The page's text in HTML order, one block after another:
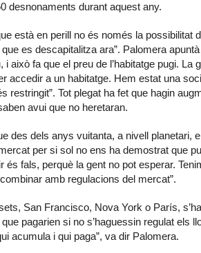
desnonaments durant aquest any.
està en perill no és només la possibilitat
es descapitalitza ara”. Palomera
i això fa que el preu de l’habitatge pugi.
accedir a un habitatge. Hem estat una
restringit”. Tot plegat ha fet que hagin
avui que no heretaran.
des dels anys vuitanta, a nivell planetari,
per si sol no ens ha demostrat que
fals, perquè la gent no pot esperar.
amb regulacions del mercat”.
San Francisco, Nova York o París,
pagarien si no s’haguessin regulat els
acumula i qui paga”, va dir Palomera.